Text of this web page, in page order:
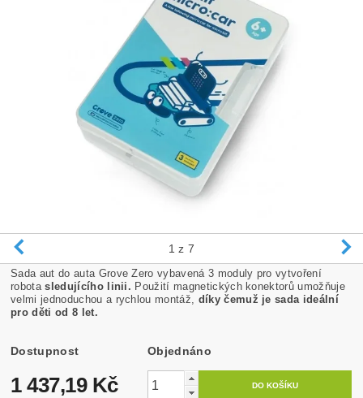
1 z 7
Sada aut do auta Grove Zero vybavená 3 moduly pro vytvoření
robotasledujícího linii. Použití magnetických konektorů umožňuje
velmi jednoduchou a rychlou montáž, díky čemuž je sada ideální
pro děti od 8 let.
Dostupnost Objednáno
1 437,19 Kč